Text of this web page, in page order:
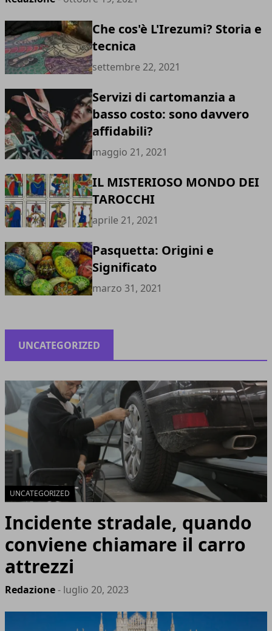
Che cos'è L'Irezumi? Storia e
tecnica
settembre 22, 2021
Servizi di cartomanzia a
basso costo: sono davvero
affidabili?
maggio 21, 2021
IL MISTERIOSO MONDO DEI
TAROCCHI
aprile 21, 2021
Pasquetta: Origini e
Significato
marzo 31, 2021
UNCATEGORIZED
UNCATEGORIZED
Incidente stradale, quando
conviene chiamare il carro
attrezzi
Redazione- luglio 20, 2023